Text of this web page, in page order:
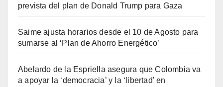
prevista del plan de Donald Trump para Gaza
Saime ajusta horarios desde el 10 de Agosto para
sumarse al ‘Plan de Ahorro Energético’
Abelardo de la Espriella asegura que Colombia va
a apoyar la ‘democracia’ y la ‘libertad’ en